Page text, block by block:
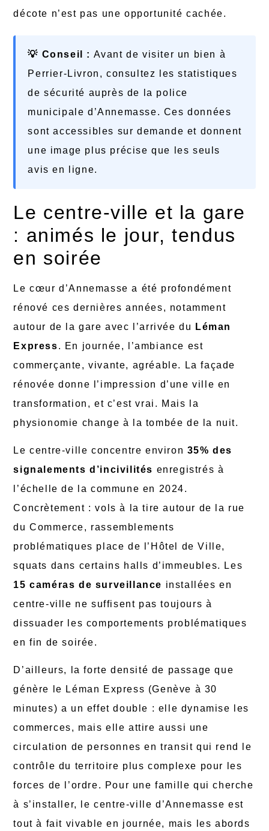
décote n’est pas une opportunité cachée.
💡 Conseil : Avant de visiter un bien à
Perrier-Livron, consultez les statistiques
de sécurité auprès de la police
municipale d’Annemasse. Ces données
sont accessibles sur demande et donnent
une image plus précise que les seuls
avis en ligne.
Le centre-ville et la gare
: animés le jour, tendus
en soirée
Le cœur d’Annemasse a été profondément
rénové ces dernières années, notamment
autour de la gare avec l’arrivée du
Léman
Express. En journée, l’ambiance est
commerçante, vivante, agréable. La façade
rénovée donne l’impression d’une ville en
transformation, et c’est vrai. Mais la
physionomie change à la tombée de la nuit.
Le centre-ville concentre environ 35% des
signalements d’incivilités enregistrés à
l’échelle de la commune en 2024.
Concrètement : vols à la tire autour de la rue
du Commerce, rassemblements
problématiques place de l’Hôtel de Ville,
squats dans certains halls d’immeubles. Les
15 caméras de surveillance installées en
centre-ville ne suffisent pas toujours à
dissuader les comportements problématiques
en fin de soirée.
D’ailleurs, la forte densité de passage que
génère le Léman Express (Genève à 30
minutes) a un effet double : elle dynamise les
commerces, mais elle attire aussi une
circulation de personnes en transit qui rend le
contrôle du territoire plus complexe pour les
forces de l’ordre. Pour une famille qui cherche
à s’installer, le centre-ville d’Annemasse est
tout à fait vivable en journée, mais les abords